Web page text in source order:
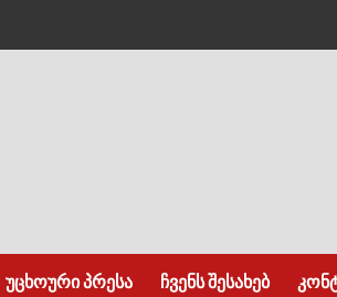
უცხოური პრესა ჩვენს შესახებ